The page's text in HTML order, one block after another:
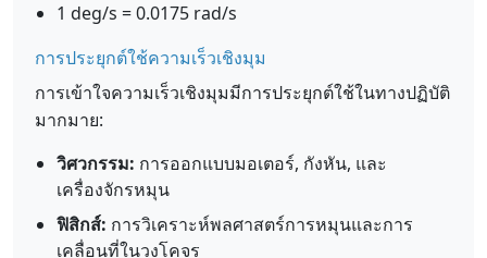
1 deg/s = 0.0175 rad/s
การประยุกต์ใช้ความเร็วเชิงมุม
การเข้าใจความเร็วเชิงมุมมีการประยุกต์ใช้ในทางปฏิบัติ
มากมาย:
วิศวกรรม: การออกแบบมอเตอร์, กังหัน, และ
เครื่องจักรหมุน
ฟิสิกส์: การวิเคราะห์พลศาสตร์การหมุนและการ
เคลื่อนที่ในวงโคจร